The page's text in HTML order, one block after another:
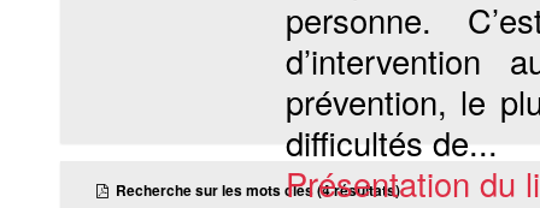
personne.
d’intervention
prévention, le
difficultés de...
Présentation du
Recherche sur les mots clés (4 résultats)